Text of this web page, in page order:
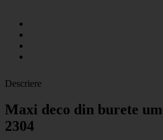
Descriere
Maxi deco din burete
2304